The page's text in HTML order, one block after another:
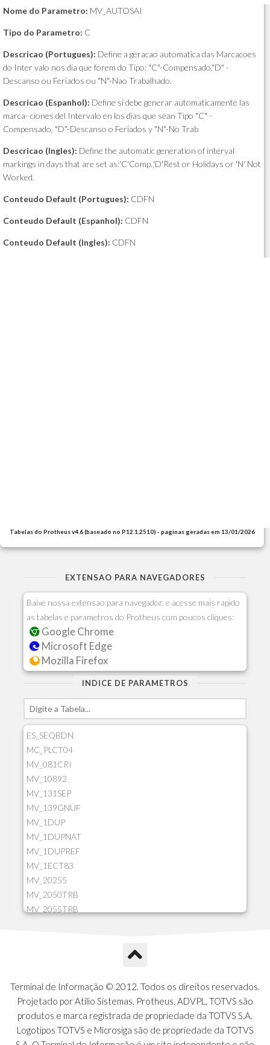
Nome do Parametro: MV_AUTOSAI
Tipo do Parametro: C
Descricao (Portugues): Define a geracao automatica das Marcacoes
do Inter valo nos dia que forem do Tipo: "C"-Compensado,"D" -
Descanso ou Feriados ou "N"-Nao Trabalhado.
Descricao (Espanhol): Define si debe generar automaticamente las
marca- ciones del Intervalo en los dias que sean Tipo "C" -
Compensado, "D"-Descanso o Feriados y "N"-No Trab
Descricao (Ingles): Define the automatic generation of interval
markings in days that are set as:'C'Comp.,'D'Rest or Holidays or 'N' Not
Worked.
Conteudo Default (Portugues): CDFN
Conteudo Default (Espanhol): CDFN
Conteudo Default (Ingles): CDFN
Tabelas do Protheus v4.6 (baseado no P12.1.2510) - paginas geradas em 13/01/2026
EXTENSAO PARA NAVEGADORES
Baixe nossa extensao para navegador, e acesse mais rapido
as tabelas e parametros do Protheus com poucos cliques:
Google Chrome
Microsoft Edge
Mozilla Firefox
INDICE DE PARAMETROS
ES_SEQBDN
MC_PLCT04
MV_081CRI
MV_10892
MV_131SEP
MV_139GNUF
MV_1DUP
MV_1DUPNAT
MV_1DUPREF
MV_1ECT83
MV_20255
MV_2050TRB
MV_2055TRB
MV_2GNOINC
MV_320SLD
MV_325PMDA
MV_330ATCM
MV_340LOCK
Terminal de Informação © 2012. Todos os direitos reservados.
Projetado por Atilio Sistemas. Protheus, ADVPL, TOTVS são
produtos e marca registrada de propriedade da TOTVS S.A.
Logotipos TOTVS e Microsiga são de propriedade da TOTVS